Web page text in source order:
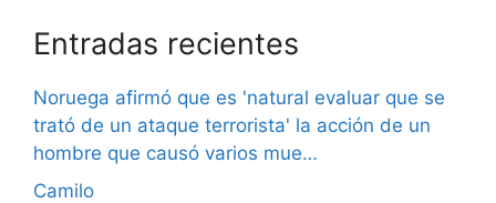
Entradas recientes
Noruega afirmó que es 'natural evaluar que se
trató de un ataque terrorista' la acción de un
hombre que causó varios mue…
Camilo